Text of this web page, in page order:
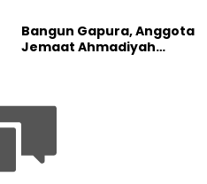
Bangun Gapura, Anggota
Jemaat Ahmadiyah